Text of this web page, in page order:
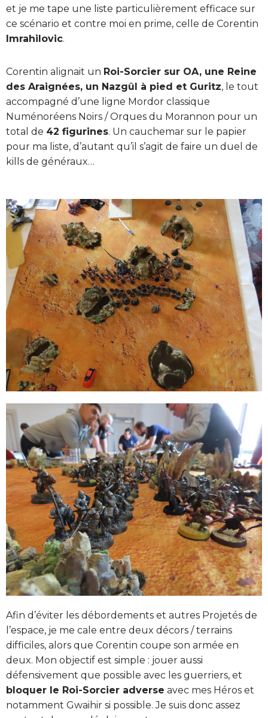
et je me tape une liste particulièrement efficace sur
ce scénario et contre moi en prime, celle de Corentin
Imrahilovic.
Corentin alignait un Roi-Sorcier sur OA, une Reine
des Araignées, un Nazgûl à pied et Guritz, le tout
accompagné d’une ligne Mordor classique
Numénoréens Noirs / Orques du Morannon pour un
total de 42 figurines. Un cauchemar sur le papier
pour ma liste, d’autant qu’il s’agit de faire un duel de
kills de généraux…
Afin d’éviter les débordements et autres Projetés de
l’espace, je me cale entre deux décors / terrains
difficiles, alors que Corentin coupe son armée en
deux. Mon objectif est simple : jouer aussi
défensivement que possible avec les guerriers, et
bloquer le Roi-Sorcier adverse avec mes Héros et
notamment Gwaihir si possible. Je suis donc assez